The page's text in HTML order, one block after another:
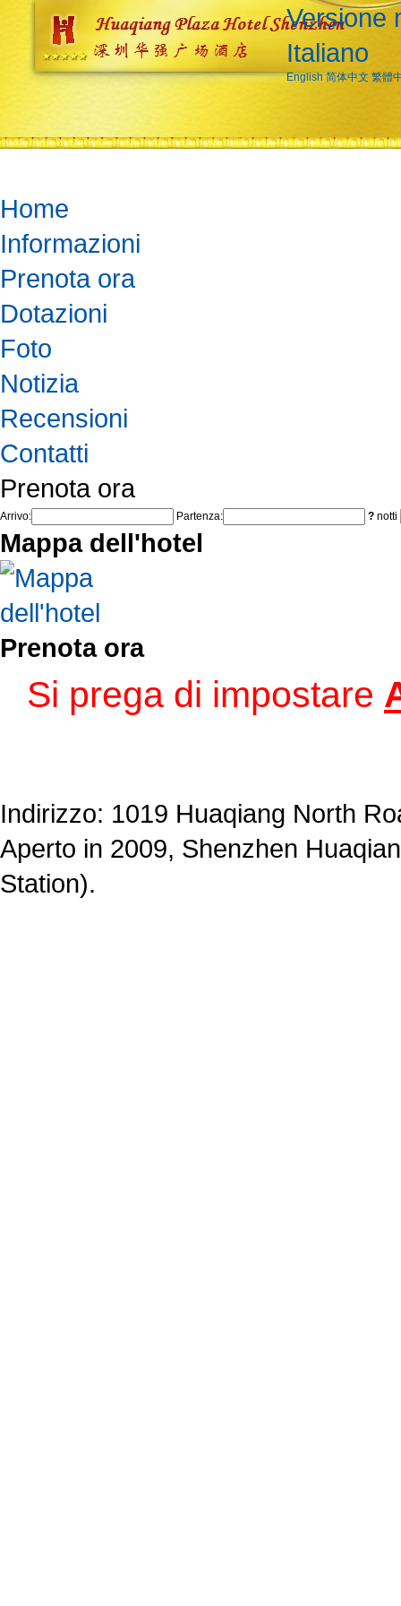
Versione
Italiano
English 简体中文 繁體
Home
Informazioni
Prenota ora
Dotazioni
Foto
Notizia
Recensioni
Contatti
Prenota ora
Arrivo: Partenza: ? notti
Mappa dell'hotel
Prenota ora
Si prega di impostare
Indirizzo: 1019 Huaqiang North
Aperto in 2009, Shenzhen
Station).